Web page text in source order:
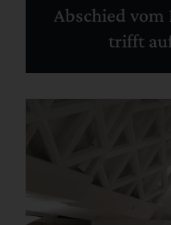
Abschied
trifft